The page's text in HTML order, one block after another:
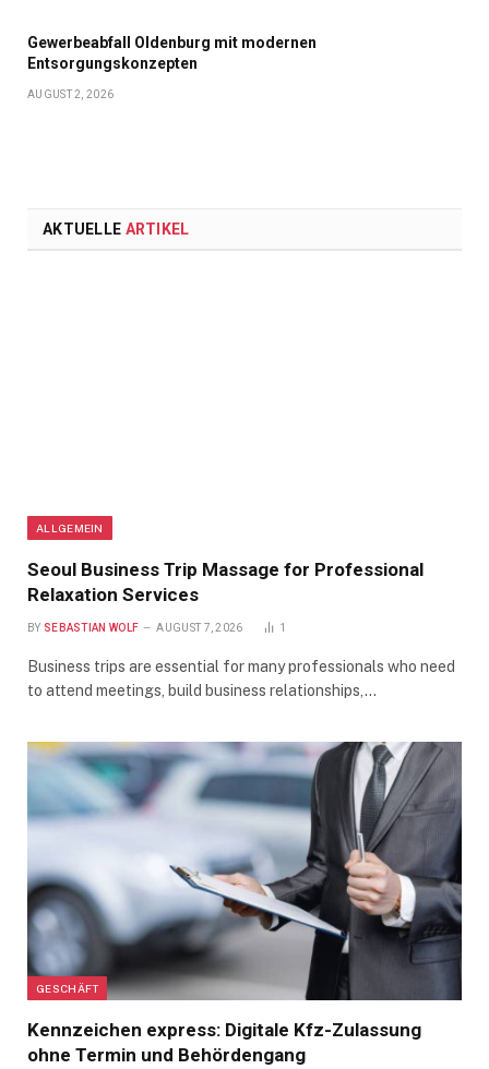
Gewerbeabfall Oldenburg mit modernen
Entsorgungskonzepten
AUGUST 2, 2026
AKTUELLE ARTIKEL
ALLGEMEIN
Seoul Business Trip Massage for Professional
Relaxation Services
BY SEBASTIAN WOLF AUGUST 7, 2026 1
Business trips are essential for many professionals who need
to attend meetings, build business relationships,…
GESCHÄFT
Kennzeichen express: Digitale Kfz-Zulassung
ohne Termin und Behördengang